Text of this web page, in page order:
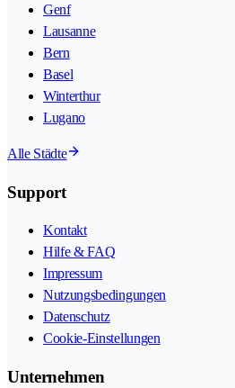
Genf
Lausanne
Bern
Basel
Winterthur
Lugano
Alle Städte
Support
Kontakt
Hilfe & FAQ
Impressum
Nutzungsbedingungen
Datenschutz
Cookie-Einstellungen
Unternehmen